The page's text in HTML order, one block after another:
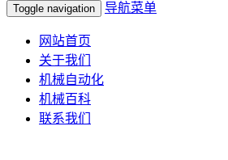
Toggle navigation 导航菜单
网站首页
关于我们
机械自动化
机械百科
联系我们